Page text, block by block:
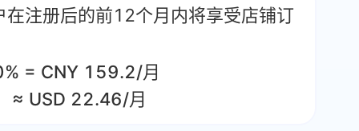
在注册后的前12个月内将享受店铺订
= CNY 159.2/月
≈ USD 22.46/月